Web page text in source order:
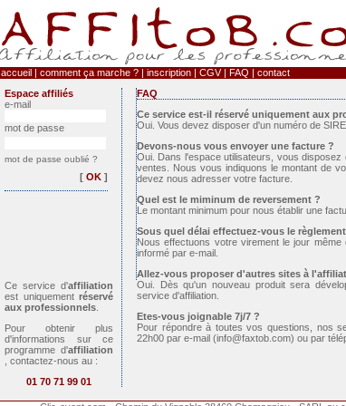
accueil| comment ça marche ?| inscription| CGV| FAQ | contact
Espace affiliés
e-mail
mot de passe
mot de passe oublié ?
[ OK ]
FAQ
Ce service est-il réservé uniquement aux
Oui. Vous devez disposer d'un numéro de
Devons-nous vous envoyer une facture ?
Oui. Dans l'espace utilisateurs, vous
ventes. Nous vous indiquons le montant de
devez nous adresser votre facture.
Quel est le miminum de reversement ?
Le montant minimum pour nous établir une
Sous quel délai effectuez-vous le
Nous effectuons votre virement le jour
informé par e-mail.
Allez-vous proposer d'autres sites à
Oui. Dès qu'un nouveau produit sera
service d'affiliation.
Etes-vous joignable 7j/7 ?
Pour répondre à toutes vos questions, nos
22h00 par e-mail (info@faxtob.com) ou par
Ce service d'affiliation
est uniquement réservé
aux professionnels
Pour obtenir plus
d'informations sur ce
programme d'affiliation
, contactez-nous au :
01 70 71 99 01